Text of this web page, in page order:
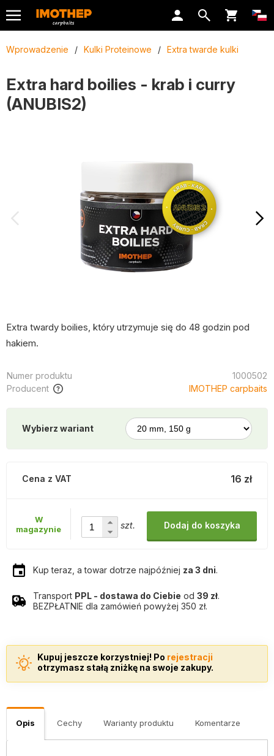
Wprowadzenie / Kulki Proteinowe / Extra twarde kulki
Extra hard boilies - krab i curry
(ANUBIS2)
Extra twardy boilies, który utrzymuje się do 48 godzin pod
hakiem.
Numer produktu
1000502
Producent
IMOTHEP carpbaits
Wybierz wariant
16 zł
Cena z VAT
W
magazynie
szt. Dodaj do koszyka
Kup teraz, a towar dotrze najpóźniej za 3 dni.
Transport PPL - dostawa do Ciebie od 39 zł.
BEZPŁATNIE dla zamówień powyżej 350 zł.
Kupuj jeszcze korzystniej! Po rejestracji
otrzymasz stałą zniżkę na swoje zakupy.
Opis Cechy Warianty produktu Komentarze